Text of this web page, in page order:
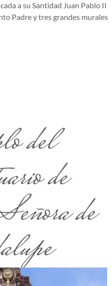
a su Santidad Juan Pablo II
Padre y tres grandes murales
del
de
de